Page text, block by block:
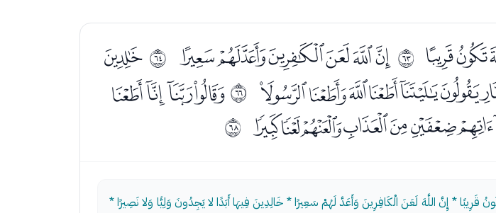
ﰾﭣﭤﭥﭦﭧﭨﭩ ﰿﭫ
ﱁﮁﮂﮃﮄ
ﱃ
* إِنَّ اللَّهَ لَعَنَ الْكَافِرِينَ وَأَعَدَّ لَهُمْ سَعِيرًا * خَالِدِينَ فِيهَا أَبَدًا لا يَجِدُونَ وَلِيًّا وَلا نَصِيرًا *